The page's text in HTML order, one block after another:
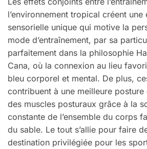
l’environnement tropical créent une
sensorielle unique qui motive la
mode d’entraînement, par sa
parfaitement dans la philosophie
Cana, où la connexion au lieu
bleu corporel et mental. De plus,
contribuent à une meilleure
des muscles posturaux grâce à la
constante de l’ensemble du corps
du sable. Le tout s’allie pour faire
destination privilégiée pour les